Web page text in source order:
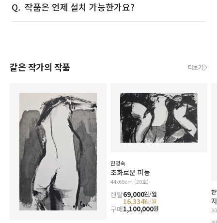
작품은 언제 설치 가능한가요?
같은 작가의 작품 더보기
한영숙
조화로운 파동
44x69cm (20호)
렌탈69,000원/월
16,334원/월
구매1,100,000원